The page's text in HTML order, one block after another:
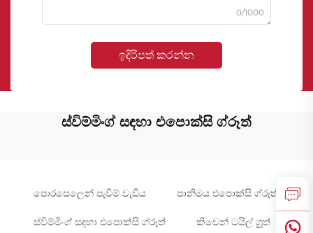
0/1000
ඉදිරිපත් කරන්න
ස්විම්මිංග් සඳහා එපොක්සි ග්රූත්
පොරසෙලෙන් පැවිම් වැඩිය පානිමය එපොක්සි ග්රූත්
ස්විම්මිංග් සඳහා එපොක්සි ග්රූත් කිචෙන් ටයිල් ග්‍රූත්